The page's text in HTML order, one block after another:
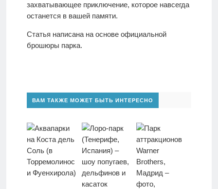
захватывающее приключение, которое навсегда
останется в вашей памяти.
Статья написана на основе официальной
брошюры парка.
ВАМ ТАКЖЕ МОЖЕТ БЫТЬ ИНТЕРЕСНО